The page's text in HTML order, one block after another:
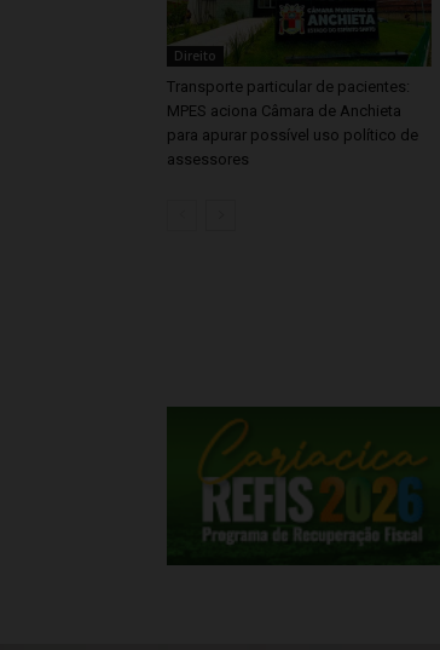
Direito
Transporte particular de pacientes:
MPES aciona Câmara de Anchieta
para apurar possível uso político de
assessores